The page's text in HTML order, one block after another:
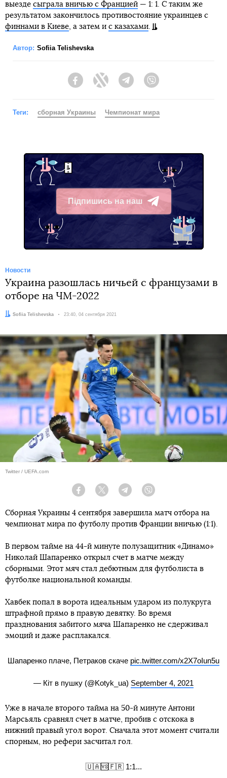
выезде сыграла вничью с Францией — 1: 1. С таким же
результатом закончилось противостояние украинцев с
финнами в Киеве, а затем и с казахами.
Автор: Sofiia Telishevska
FacebookTwitter Telegram
Теги: сборная Украины Чемпионат мира
Підпишись на наш
Telegram
Новости
Украина разошлась ничьей с французами в
отборе на ЧМ-2022
Автор:
Sofiia Telishevska Дата:
23:40, 04 сентября 2021
Twitter / UEFA.com
Facebook Twitter Telegram
Сборная Украины 4 сентября завершила матч отбора на
чемпионат мира по футболу против Франции вничью (1:1).
В первом тайме на 44-й минуте полузащитник «Динамо»
Николай Шапаренко открыл счет в матче между
сборными. Этот мяч стал дебютным для футболиста в
футболке национальной команды.
Хавбек попал в ворота идеальным ударом из полукруга
штрафной прямо в правую девятку. Во время
празднования забитого мяча Шапаренко не сдерживал
эмоций и даже расплакался.
Шапаренко плаче, Петраков скаче pic.twitter.com/x2X7oIun5u
— Кіт в пушку (@Kotyk_ua) September 4, 2021
Уже в начале второго тайма на 50-й минуте Антони
Марсьяль сравнял счет в матче, пробив с отскока в
нижний правый угол ворот. Сначала этот момент считали
спорным, но рефери засчитал гол.
🇺🇦🆚🇫🇷 1:1...